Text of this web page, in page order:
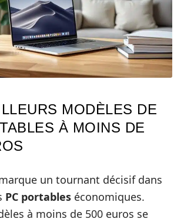
MODÈLES DE
À MOINS DE
marque un tournant décisif dans
PC portables économiques.
à moins de 500 euros se